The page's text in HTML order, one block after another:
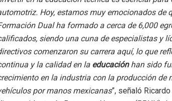
Hoy, estamos muy emocionados de
Dual ha formado a cerca de 6,000
siendo una cuna de especialistas y
comenzaron su carrera aquí, lo que
y la calidad en la educación han sido
en la industria con la producción de
por manos mexicanas”, señaló